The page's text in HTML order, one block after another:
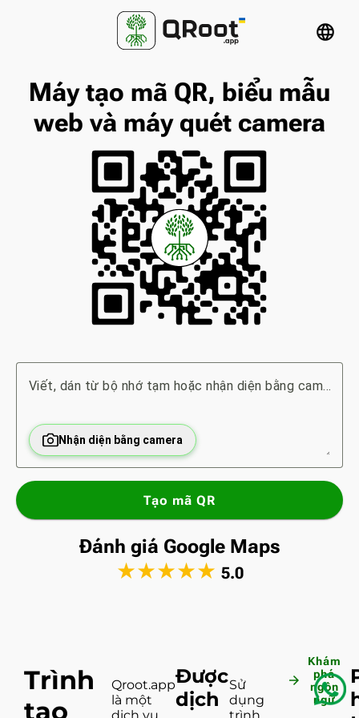
language
Máy tạo mã QR, biểu mẫu
web và máy quét camera
Viết, dán từ bộ nhớ tạm hoặc nhận diện bằng camera...
Nhận diện bằng camera
Tạo mã QR
Đánh giá Google Maps
★★★★★ 5.0
Trình
tạo
Qroot.app
là một
Được
dịch
Sử
dụng
arrow_forward
Khám
phá
ngôn
ngữ